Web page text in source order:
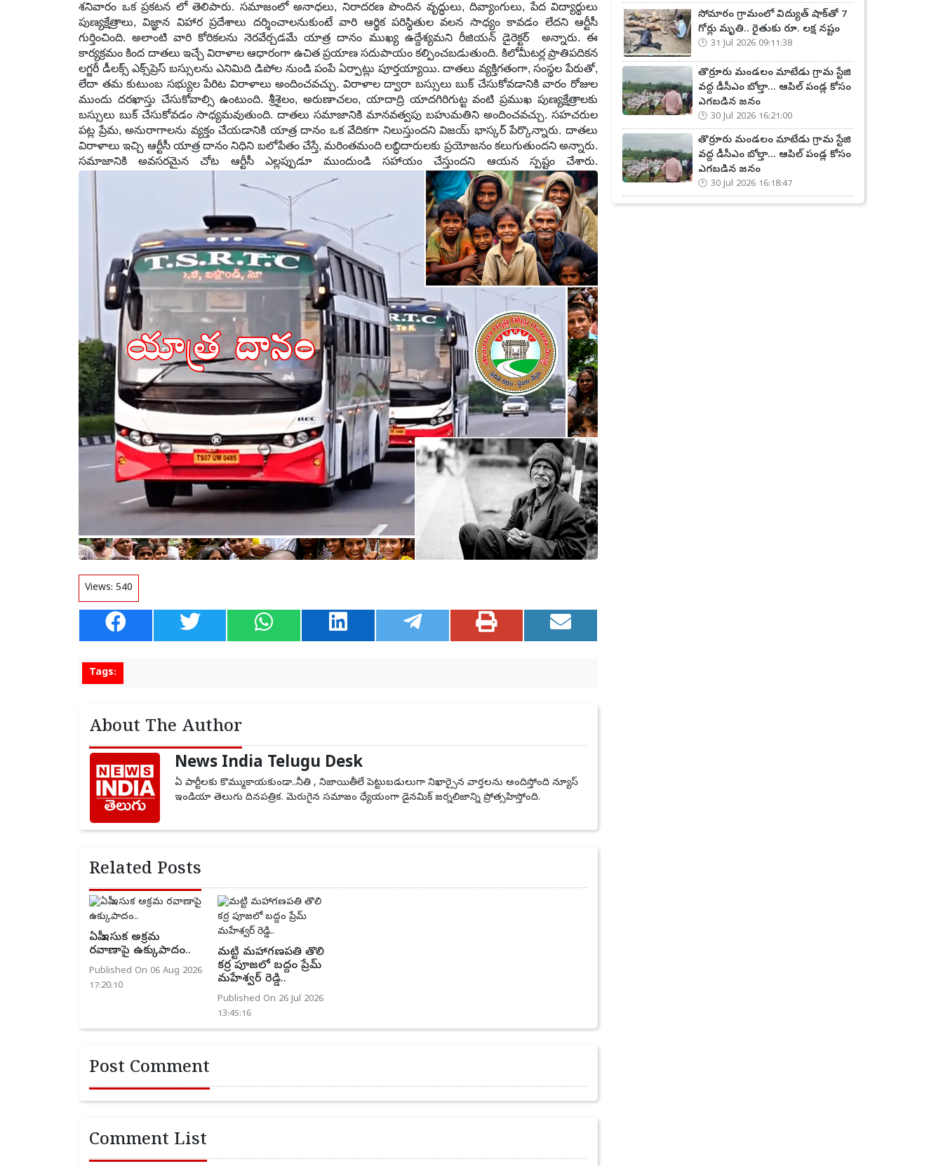
శనివారం ఒక ప్రకటన లో తెలిపారు. సమాజంలో అనాధలు, నిరాదరణ పొందిన వృద్ధులు, దివ్యాంగులు,పేద విద్యార్థులు
పుణ్యక్షేత్రాలు,విజ్ఞాన విహార ప్రదేశాలు దర్శించాలనుకుంటే వారి ఆర్థిక పరిస్థితుల వలన సాధ్యం కావడం లేదని ఆర్టీసీ
గుర్తించింది. అలాంటి వారి కోరికలను నెరవేర్చడమే యాత్ర దానం ముఖ్య ఉద్దేశ్యమని రీజియన్ డైరెక్టర్
అన్నారు. ఈ
కార్యక్రమం కింద దాతలు ఇచ్చే విరాళాల ఆధారంగా ఉచిత ప్రయాణ సదుపాయం కల్పించబడుతుంది. కిలోమీటర్ల ప్రాతిపదికన
లగ్జరీ డీలక్స్ ఎక్స్‌ప్రెస్ బస్సులను ఎనిమిది డిపోల నుండి పంపే ఏర్పాట్లు పూర్తయ్యాయి. దాతలు వ్యక్తిగతంగా,సంస్థల పేరుతో,
లేదా తమ కుటుంబ సభ్యుల పేరిట విరాళాలు అందించవచ్చు. విరాళాల ద్వారా బస్సులు బుక్ చేసుకోవడానికి వారం రోజుల
ముందు దరఖాస్తు చేసుకోవాల్సి ఉంటుంది. శ్రీశైలం,అరుణాచలం, యాదాద్రి యాదగిరిగుట్ట వంటి ప్రముఖ పుణ్యక్షేత్రాలకు
బస్సులు బుక్ చేసుకోవడం సాధ్యమవుతుంది. దాతలు సమాజానికి మానవత్వపు బహుమతిని అందించవచ్చు. సహచరుల
పట్ల ప్రేమ,అనురాగాలను వ్యక్తం చేయడానికి యాత్ర దానం ఒక వేదికగా నిలుస్తుందని విజయ్ భాస్కర్ పేర్కొన్నారు. దాతలు
విరాళాలు ఇచ్చి ఆర్టీసీ యాత్ర దానం నిధిని బలోపేతం చేస్తే, మరింతమంది లబ్ధిదారులకు ప్రయోజనం కలుగుతుందని అన్నారు.
సమాజానికి అవసరమైన చోట ఆర్టీసీ ఎల్లప్పుడూ ముందుండి సహాయం చేస్తుందని ఆయన స్పష్టం చేశారు.
Views: 540
Tags:
About The Author
News India Telugu Desk
ఏ పార్టీలకు కొమ్ముకాయకుండా..నీతి , నిజాయితీలే పెట్టుబడులుగా నిఖార్సైన వార్తలను అందిస్తోంది న్యూస్
ఇండియా తెలుగు దినపత్రిక. మెరుగైన సమాజం ధ్యేయంగా డైనమిక్ జర్నలిజాన్ని ప్రోత్సహిస్తోంది.
Related Posts
ఏపీ ఇసుక అక్రమ
రవాణాపై ఉక్కుపాదం..
Published On 06 Aug 2026
17:20:10
మట్టి మహాగణపతి తొలి
కర్ర పూజలో బద్దం ప్రేమ్
మహేశ్వర్ రెడ్డి..
Published On 26 Jul 2026
13:45:16
Post Comment
Comment List
సోమారం గ్రామంలో విద్యుత్ షాక్‌తో 7
గోర్లు మృతి.. రైతుకు రూ. లక్ష నష్టం
31 Jul 2026 09:11:38
తొర్రూరు మండలం మాటేడు గ్రామ స్టేజి
వద్ద డీసీఎం బోల్తా... ఆపిల్ పండ్ల కోసం
ఎగబడిన జనం
30 Jul 2026 16:21:00
తొర్రూరు మండలం మాటేడు గ్రామ స్టేజి
వద్ద డీసీఎం బోల్తా... ఆపిల్ పండ్ల కోసం
ఎగబడిన జనం
30 Jul 2026 16:18:47